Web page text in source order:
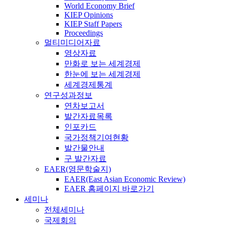
World Economy Brief
KIEP Opinions
KIEP Staff Papers
Proceedings
멀티미디어자료
영상자료
만화로 보는 세계경제
한눈에 보는 세계경제
세계경제통계
연구성과정보
연차보고서
발간자료목록
인포카드
국가정책기여현황
발간물안내
구 발간자료
EAER(영문학술지)
EAER(East Asian Economic Review)
EAER 홈페이지 바로가기
세미나
전체세미나
국제회의